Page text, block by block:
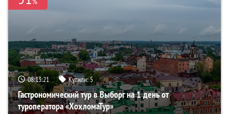
08:13:20 Купили:5
Гастрономический тур в Выборг на 1 день от
туроператора «ХохломаТур»